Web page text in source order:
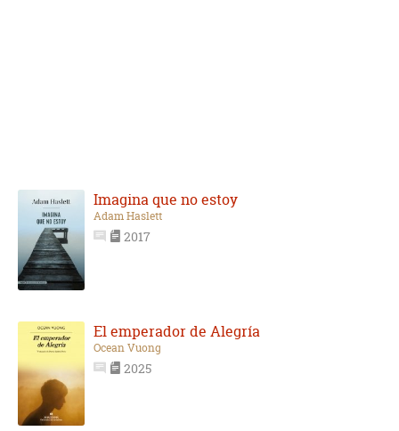
Imagina que no estoy
Adam Haslett
2017
El emperador de Alegría
Ocean Vuong
2025